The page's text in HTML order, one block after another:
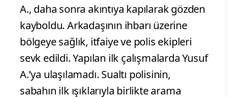
A., daha sonra akıntıya kapılarak gözden
kayboldu. Arkadaşının ihbarı üzerine
bölgeye sağlık, itfaiye ve polis ekipleri
sevk edildi. Yapılan ilk çalışmalarda Yusuf
A.’ya ulaşılamadı. Sualtı polisinin,
sabahın ilk ışıklarıyla birlikte arama